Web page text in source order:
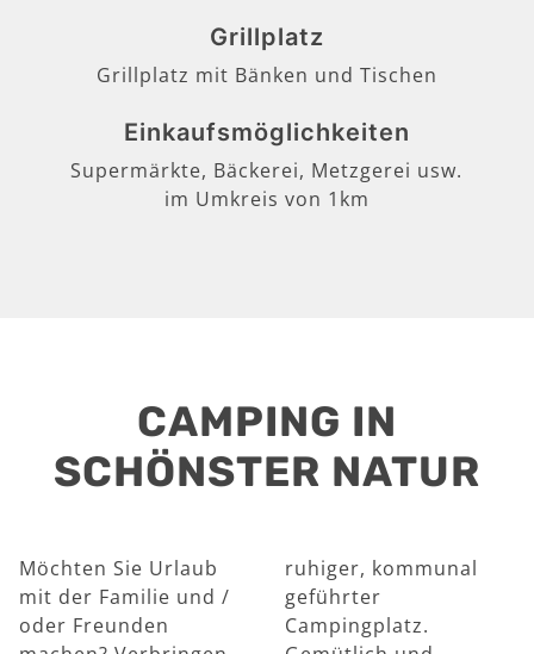
Grillplatz
Grillplatz mit Bänken und Tischen
Einkaufsmöglichkeiten
Supermärkte, Bäckerei, Metzgerei usw.
im Umkreis von 1km
CAMPING IN
SCHÖNSTER NATUR
Möchten Sie Urlaub
mit der Familie und /
oder Freunden
ruhiger, kommunal
geführter
Campingplatz.